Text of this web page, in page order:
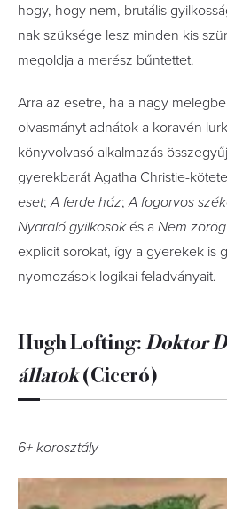
hogy, hogy nem, brutális
nak szüksége lesz minden kis
megoldja a merész bűntettet.
Arra az esetre, ha a nagy
olvasmányt adnátok a koravén
könyvolvasó alkalmazás
gyerekbarát Agatha Christie-
eset;A ferde ház;A fogorvos
Nyaraló gyilkosokés a Nem
explicit sorokat, így a gyerekek is
nyomozások logikai feladványait.
Hugh Lofting: Doktor
állatok(Ciceró)
6+ korosztály